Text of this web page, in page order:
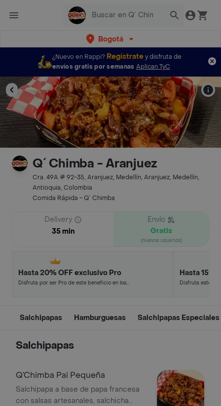
Bogotá
¿Nuevo en Rappi? Regístratey disfruta de
envíos gratis por semanas Aplican TyC
Q´ Chimba - Aranjuez
Cra. 49A # 92-35, Aranjuez, Medellín, Aranjuez, Medellín,
Antioquia, Colombia
Comida Rápida - Q´ Chimba
Delivery
35 min
Envío
Gratis
(nuevos usuarios)
Hasta 20% OFF exclusivo Pro
Disfruta por ser Pro de este beneficio en los
Hasta 15%
Disfruta este
Salchipapas Hamburguesas Salchipapas Especiales
Salchipapas
Q’Chimba Pai Pequeña
Salchipapa a base de papa francesa
con salsas artesanales, salchicha